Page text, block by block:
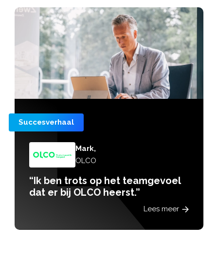
Succesverhaal
Mark,
OLCO
“Ik ben trots op het teamgevoel
dat er bij OLCO heerst.”
Lees meer